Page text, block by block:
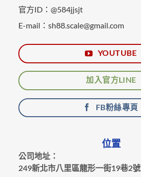
官方ID：@584jjsjt
E-mail：sh88.scale@gmail.com
YOUTUBE
加入官方LINE
FB粉絲專頁
位置
公司地址：
249新北市八里區龍形一街19巷2號